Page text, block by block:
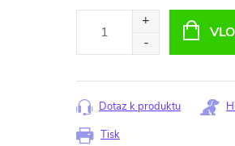
Tisk
Dotaz k produktu